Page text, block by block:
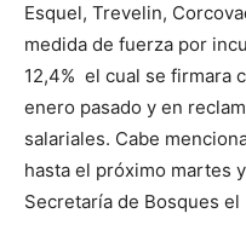
Esquel, Trevelin,
medida de fuerza por
12,4% el cual se firmara
enero pasado y en
salariales. Cabe
hasta el próximo martes
Secretaría de Bosques